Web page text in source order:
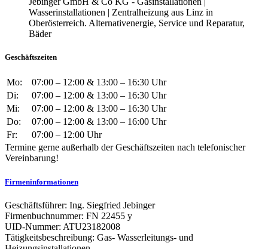
Geschäftszeiten
Mo:
07:00 – 12:00 & 13:00 – 16:30 Uhr
Di:
07:00 – 12:00 & 13:00 – 16:30 Uhr
Mi:
07:00 – 12:00 & 13:00 – 16:30 Uhr
Do:
07:00 – 12:00 & 13:00 – 16:00 Uhr
Fr:
07:00 – 12:00 Uhr
Termine gerne außerhalb der Geschäftszeiten nach telefonischer
Vereinbarung!
Firmeninformationen
Geschäftsführer: Ing. Siegfried Jebinger
Firmenbuchnummer: FN 22455 y
UID-Nummer: ATU23182008
Tätigkeitsbeschreibung: Gas- Wasserleitungs- und